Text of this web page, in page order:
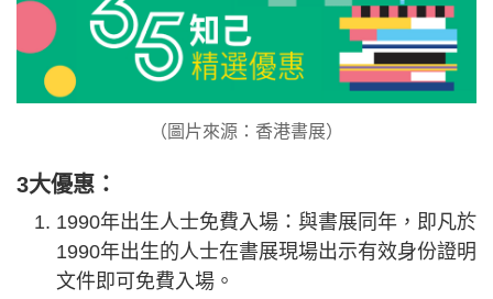
（圖片來源：香港書展）
3大優惠：
1990年出生人士免費入場：與書展同年，即凡於
1990年出生的人士在書展現場出示有效身份證明
文件即可免費入場。